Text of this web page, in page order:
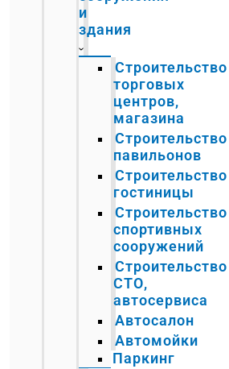
и
здания
Строительство
торговых
центров,
магазина
Строительство
павильонов
Строительство
гостиницы
Строительство
спортивных
сооружений
Строительство
СТО,
автосервиса
Автосалон
Автомойки
Паркинг